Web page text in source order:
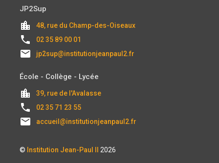
JP2Sup
location_city 48, rue du Champ-des-Oiseaux
local_phone 02 35 89 00 01
email jp2sup@institutionjeanpaul2.fr
École - Collège - Lycée
location_city 39, rue de l'Avalasse
local_phone 02 35 71 23 55
email accueil@institutionjeanpaul2.fr
© Institution Jean-Paul II 2026